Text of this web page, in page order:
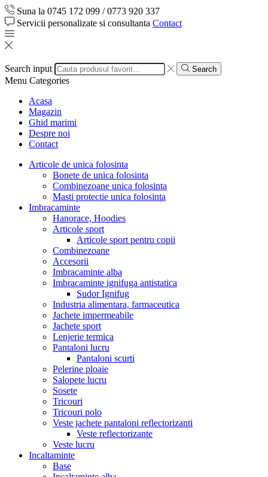
Suna la 0745 172 099 / 0773 920 337
Servicii personalizate si consultanta Contact
Search input Search
Menu Categories
Acasa
Magazin
Ghid marimi
Despre noi
Contact
Articole de unica folosinta
Bonete de unica folosinta
Combinezoane unica folosinta
Masti protectie unica folosinta
Imbracaminte
Hanorace, Hoodies
Articole sport
Articole sport pentru copii
Combinezoane
Accesorii
Imbracaminte alba
Imbracaminte ignifuga antistatica
Sudor Ignifug
Industria alimentara, farmaceutica
Jachete impermeabile
Jachete sport
Lenjerie termica
Pantaloni lucru
Pantaloni scurti
Pelerine ploaie
Salopete lucru
Sosete
Tricouri
Tricouri polo
Veste jachete pantaloni reflectorizanti
Veste reflectorizante
Veste lucru
Incaltaminte
Base